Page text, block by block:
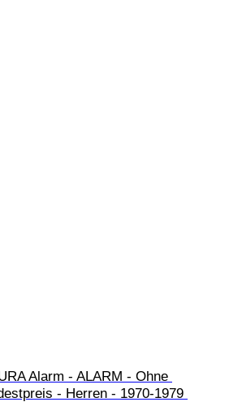
Alarm - ALARM - Ohne
- Herren - 1970-1979